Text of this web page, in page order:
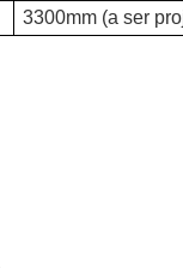
3300mm (a ser